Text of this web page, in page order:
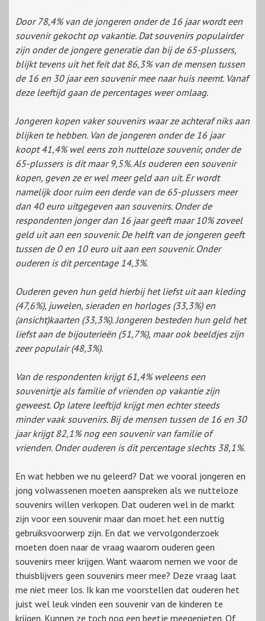
Door 78,4% van de jongeren onder de 16 jaar wordt een
souvenir gekocht op vakantie. Dat souvenirs populairder
zijn onder de jongere generatie dan bij de 65-plussers,
blijkt tevens uit het feit dat 86,3% van de mensen tussen
de 16 en 30 jaar een souvenir mee naar huis neemt. Vanaf
deze leeftijd gaan de percentages weer omlaag.
Jongeren kopen vaker souvenirs waar ze achteraf niks aan
blijken te hebben. Van de jongeren onder de 16 jaar
koopt 41,4% wel eens zo'n nutteloze souvenir, onder de
65-plussers is dit maar 9,5%. Als ouderen een souvenir
kopen, geven ze er wel meer geld aan uit. Er wordt
namelijk door ruim een derde van de 65-plussers meer
dan 40 euro uitgegeven aan souvenirs. Onder de
respondenten jonger dan 16 jaar geeft maar 10% zoveel
geld uit aan een souvenir. De helft van de jongeren geeft
tussen de 0 en 10 euro uit aan een souvenir. Onder
ouderen is dit percentage 14,3%.
Ouderen geven hun geld hierbij het liefst uit aan kleding
(47,6%), juwelen, sieraden en horloges (33,3%) en
(ansicht)kaarten (33,3%). Jongeren besteden hun geld het
liefst aan de bijouterieën (51,7%), maar ook beeldjes zijn
zeer populair (48,3%).
Van de respondenten krijgt 61,4% weleens een
souvenirtje als familie of vrienden op vakantie zijn
geweest. Op latere leeftijd krijgt men echter steeds
minder vaak souvenirs. Bij de mensen tussen de 16 en 30
jaar krijgt 82,1% nog een souvenir van familie of
vrienden. Onder ouderen is dit percentage slechts 38,1%.
En wat hebben we nu geleerd? Dat we vooral jongeren en
jong volwassenen moeten aanspreken als we nutteloze
souvenirs willen verkopen. Dat ouderen wel in de markt
zijn voor een souvenir maar dan moet het een nuttig
gebruiksvoorwerp zijn. En dat we vervolgonderzoek
moeten doen naar de vraag waarom ouderen geen
souvenirs meer krijgen. Want waarom nemen we voor de
thuisblijvers geen souvenirs meer mee? Deze vraag laat
me niet meer los. Ik kan me voorstellen dat ouderen het
juist wel leuk vinden een souvenir van de kinderen te
krijgen. Kunnen ze toch nog een beetje meegenieten. Of